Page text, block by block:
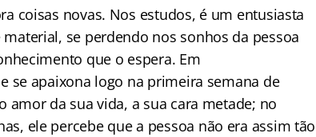
coisas novas. Nos estudos, é um entusiasta
se perdendo nos sonhos da pessoa
que o espera. Em
se apaixona logo na primeira semana de
da sua vida, a sua cara metade; no
ele percebe que a pessoa não era assim tão